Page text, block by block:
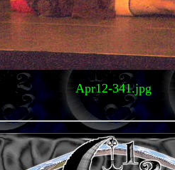
Apr12-341.jpg